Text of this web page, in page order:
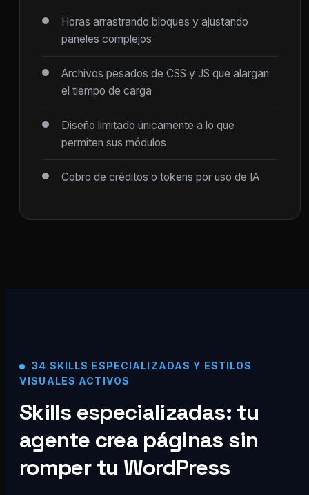
Horas arrastrando bloques y ajustando
paneles complejos
Archivos pesados de CSS y JS que alargan
el tiempo de carga
Diseño limitado únicamente a lo que
permiten sus módulos
Cobro de créditos o tokens por uso de IA
34 SKILLS ESPECIALIZADAS Y ESTILOS
VISUALES ACTIVOS
Skills especializadas: tu
agente crea páginas sin
romper tu WordPress